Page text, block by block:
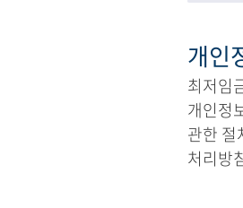
개인
최저임
개인정
관한 절
처리방